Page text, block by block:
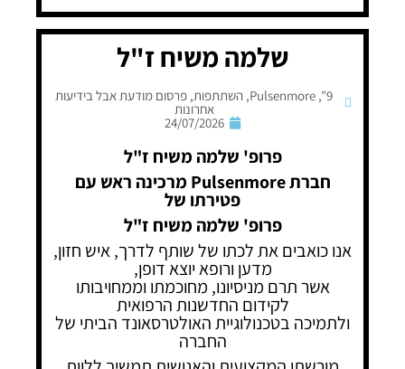
שלמה משיח ז"ל
9"
,
Pulsenmore
, השתתפות, פרסום מודעת אבל בידיעות
אחרונות
24/07/2026
פרופ' שלמה משיח ז"ל
חברת Pulsenmore מרכינה ראש עם
פטירתו של
פרופ' שלמה משיח ז"ל
אנו כואבים את לכתו של שותף לדרך, איש חזון,
מדען ורופא יוצא דופן,
אשר תרם מניסיונו, מחוכמתו וממחויבותו
לקידום החדשנות הרפואית
ולתמיכה בטכנולוגיית האולטרסאונד הביתי של
החברה